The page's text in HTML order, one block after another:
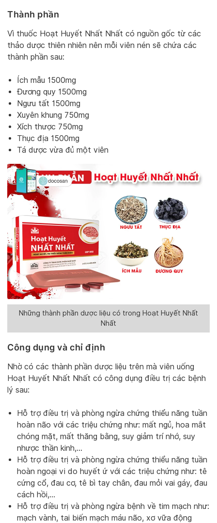
Thành phần
Vì thuốc Hoạt Huyết Nhất Nhất có nguồn gốc từ các
thảo dược thiên nhiên nên mỗi viên nén sẽ chứa các
thành phần sau:
Ích mẫu 1500mg
Đương quy 1500mg
Ngưu tất 1500mg
Xuyên khung 750mg
Xích thược 750mg
Thục địa 1500mg
Tá dược vừa đủ một viên
Những thành phần dược liệu có trong Hoạt Huyết Nhất
Nhất
Công dụng và chỉ định
Nhờ có các thành phần dược liệu trên mà viên uống
Hoạt Huyết Nhất Nhất có công dụng điều trị các bệnh
lý sau:
Hỗ trợ điều trị và phòng ngừa chứng thiểu năng tuần
hoàn não với các triệu chứng như: mất ngủ, hoa mắt
chóng mặt, mất thăng bằng, suy giảm trí nhớ, suy
nhược thần kinh,…
Hỗ trợ điều trị và phòng ngừa chứng thiểu năng tuần
hoàn ngoại vi do huyết ứ với các triệu chứng như: tê
cứng cổ, đau cơ, tê bì tay chân, đau mỏi vai gáy, đau
cách hồi,…
Hỗ trợ điều trị và phòng ngừa bệnh về tim mạch như:
mạch vành, tai biến mạch máu não, xơ vữa động